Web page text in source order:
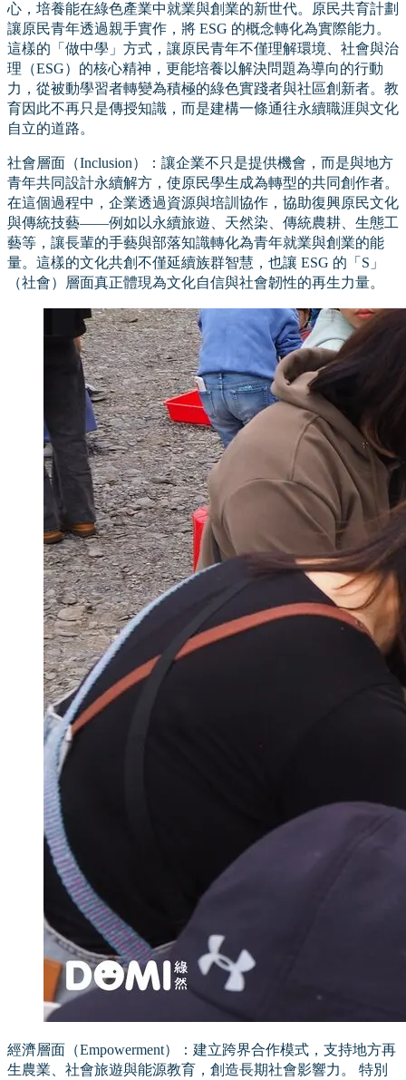
心，培養能在綠色產業中就業與創業的新世代。原民共育計劃
讓原民青年透過親手實作，將 ESG 的概念轉化為實際能力。
這樣的「做中學」方式，讓原民青年不僅理解環境、社會與治
理（ESG）的核心精神，更能培養以解決問題為導向的行動
力，從被動學習者轉變為積極的綠色實踐者與社區創新者。教
育因此不再只是傳授知識，而是建構一條通往永續職涯與文化
自立的道路。
社會層面（Inclusion）：讓企業不只是提供機會，而是與地方
青年共同設計永續解方，使原民學生成為轉型的共同創作者。
在這個過程中，企業透過資源與培訓協作，協助復興原民文化
與傳統技藝——例如以永續旅遊、天然染、傳統農耕、生態工
藝等，讓長輩的手藝與部落知識轉化為青年就業與創業的能
量。這樣的文化共創不僅延續族群智慧，也讓 ESG 的「S」
（社會）層面真正體現為文化自信與社會韌性的再生力量。
經濟層面（Empowerment）：建立跨界合作模式，支持地方再
生農業、社會旅遊與能源教育，創造長期社會影響力。 特別